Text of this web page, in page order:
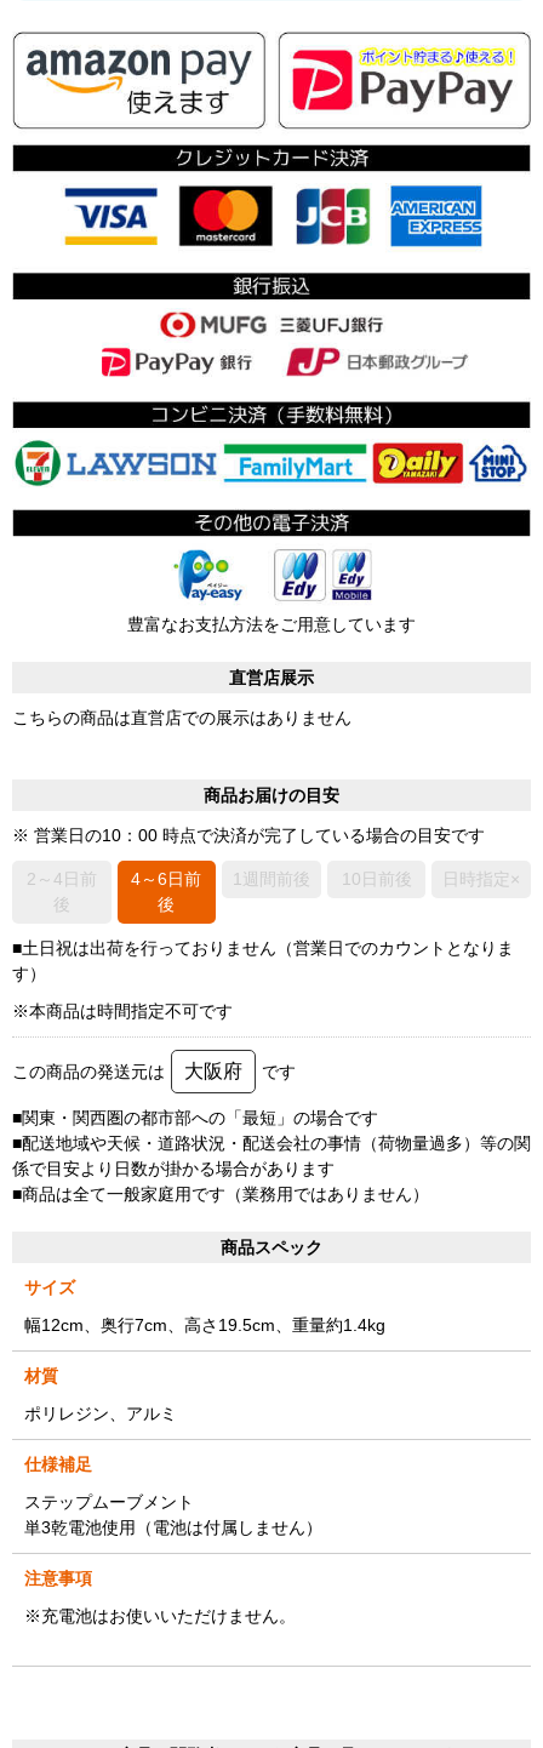
豊富なお支払方法をご用意しています
直営店展示
こちらの商品は直営店での展示はありません
商品お届けの目安
※ 営業日の10：00 時点で決済が完了している場合の目安です
2～4日前
後
4～6日前
後
1週間前後 10日前後 日時指定×
■土日祝は出荷を行っておりません（営業日でのカウントとなりま
す）
※本商品は時間指定不可です
この商品の発送元は 大阪府 です
■関東・関西圏の都市部への「最短」の場合です
■配送地域や天候・道路状況・配送会社の事情（荷物量過多）等の関
係で目安より日数が掛かる場合があります
■商品は全て一般家庭用です（業務用ではありません）
商品スペック
サイズ
幅12cm、奥行7cm、高さ19.5cm、重量約1.4kg
材質
ポリレジン、アルミ
仕様補足
ステップムーブメント
単3乾電池使用（電池は付属しません）
注意事項
※充電池はお使いいただけません。